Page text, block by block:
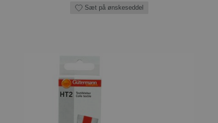
Sæt på ønskeseddel